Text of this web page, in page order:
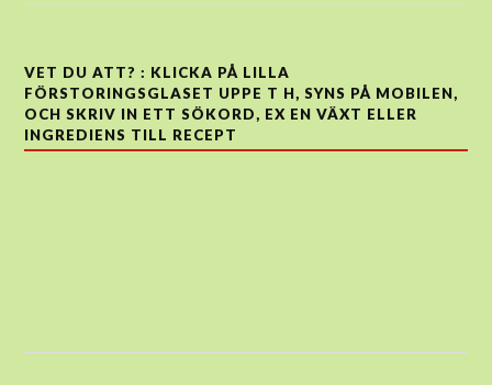
VET DU ATT? : KLICKA PÅ LILLA
FÖRSTORINGSGLASET UPPE T H, SYNS PÅ MOBILEN,
OCH SKRIV IN ETT SÖKORD, EX EN VÄXT ELLER
INGREDIENS TILL RECEPT